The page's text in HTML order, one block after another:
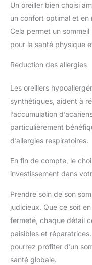
Un oreiller bien choisi
un confort optimal et en
Cela permet un
pour la santé physique
Réduction des allergies
Les oreillers
synthétiques, aident à
l’accumulation
particulièrement
d’allergies respiratoires.
En fin de compte, le
investissement dans
Prendre soin de son
judicieux. Que ce soit
fermeté, chaque détail
paisibles et
pourrez profiter d’un
santé globale.